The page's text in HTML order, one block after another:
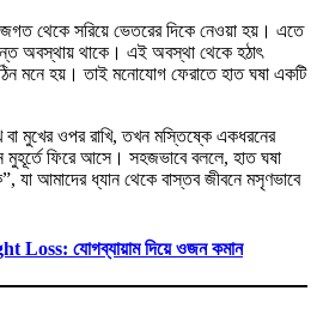
জগত থেকে সরিয়ে ভেতরের দিকে নেওয়া হয়। এতে
অবস্থায় থাকে। এই অবস্থা থেকে হঠাৎ
মনে হয়। তাই মনোযোগ ফেরাতে হাত ঘষা একটি
মুখের ওপর রাখি, তখন মস্তিষ্কে একধরনের
ফিরে আসে। সহজভাবে বললে, হাত ঘষা
যা আমাদের ধ্যান থেকে বাস্তব জীবনে মসৃণভাবে
Loss: যোগব্যায়াম দিয়ে ওজন কমান